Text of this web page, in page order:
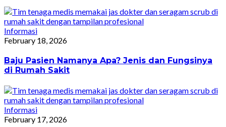
Informasi
February 18, 2026
Baju Pasien Namanya Apa? Jenis dan Fungsinya
di Rumah Sakit
Informasi
February 17, 2026